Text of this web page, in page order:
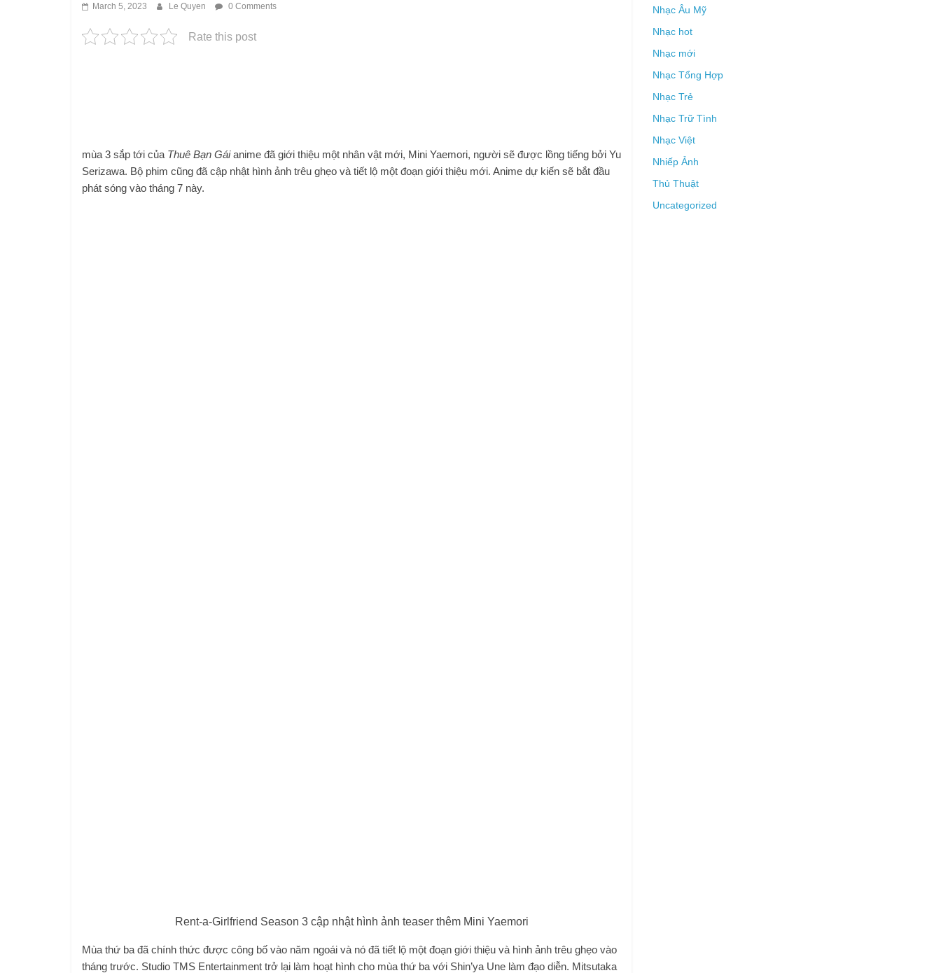
March 5, 2023 Le Quyen 0 Comments
Rate this post
mùa 3 sắp tới của Thuê Bạn Gáianime đã giới thiệu một nhân vật mới, Mini Yaemori, người sẽ được lồng tiếng bởi Yu
Serizawa. Bộ phim cũng đã cập nhật hình ảnh trêu ghẹo và tiết lộ một đoạn giới thiệu mới. Anime dự kiến ​​sẽ bắt đầu
phát sóng vào tháng 7 này.
Rent-a-Girlfriend Season 3 cập nhật hình ảnh teaser thêm Mini Yaemori
Mùa thứ ba đã chính thức được công bố vào năm ngoái và nó đã tiết lộ một đoạn giới thiệu và hình ảnh trêu ghẹo vào
tháng trước. Studio TMS Entertainment trở lại làm hoạt hình cho mùa thứ ba với Shin’ya Une làm đạo diễn. Mitsutaka
Nhạc Âu Mỹ
Nhạc hot
Nhạc mới
Nhạc Tổng Hợp
Nhạc Trẻ
Nhạc Trữ Tình
Nhạc Việt
Nhiếp Ảnh
Thủ Thuật
Uncategorized